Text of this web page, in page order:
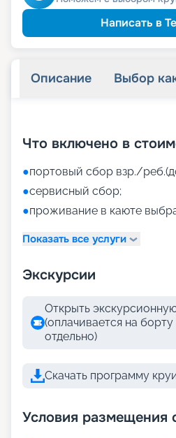
Написать в
Описание Выбор
Что включено в
●портовый сбор взр./
●сервисный сбор;
●проживание в каюте
Показать все услуги
Экскурсии
Открыть
(оплачивается на
отдельно)
Скачать программу
Условия размещения